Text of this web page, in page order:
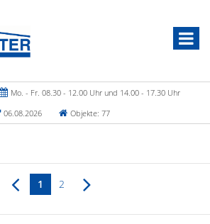
Mo. - Fr. 08.30 - 12.00 Uhr und 14.00 - 17.30 Uhr
06.08.2026
Objekte: 77
1 2